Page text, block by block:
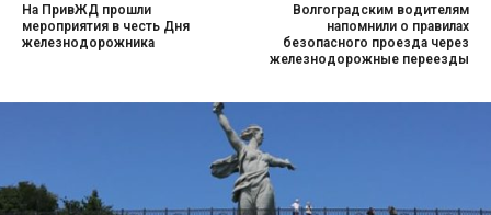
На ПривЖД прошли
мероприятия в честь Дня
железнодорожника
Волгоградским водителям
напомнили о правилах
безопасного проезда через
железнодорожные переезды